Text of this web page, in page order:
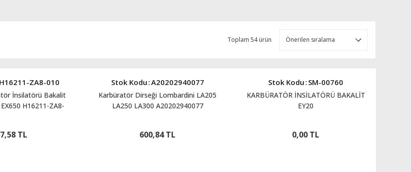
Toplam 54 ürün
H16211-ZA8-010
İnsilatörü Bakalit
H16211-ZA8-
TL
Stok Kodu :A20202940077
Karbüratör Dirseği Lombardini LA205
LA250 LA300 A20202940077
600,84 TL
Stok Kodu : SM-00760
KARBÜRATÖR İNSİLATÖRÜ BAKALİT
EY20
0,00 TL